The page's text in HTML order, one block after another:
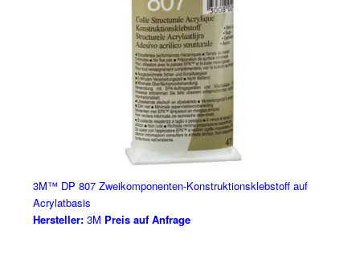
3M™ DP 807 Zweikomponenten-Konstruktionsklebstoff auf
Acrylatbasis
Hersteller:3M Preis auf Anfrage